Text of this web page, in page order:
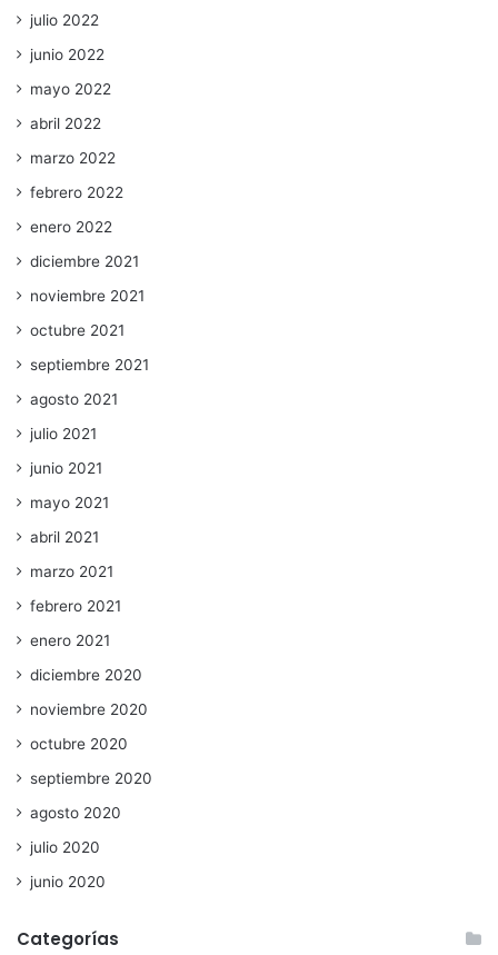
julio 2022
junio 2022
mayo 2022
abril 2022
marzo 2022
febrero 2022
enero 2022
diciembre 2021
noviembre 2021
octubre 2021
septiembre 2021
agosto 2021
julio 2021
junio 2021
mayo 2021
abril 2021
marzo 2021
febrero 2021
enero 2021
diciembre 2020
noviembre 2020
octubre 2020
septiembre 2020
agosto 2020
julio 2020
junio 2020
Categorías